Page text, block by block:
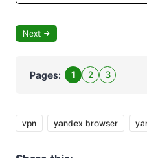
Next
Pages: 1 2 3
vpn yandex browser